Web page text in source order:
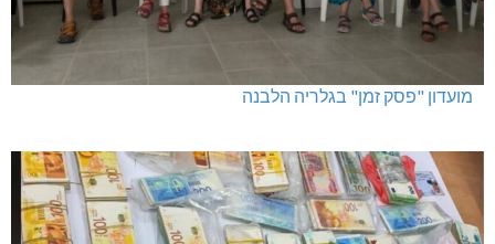
מועדון "פסק זמן" בגלריה הלבנה